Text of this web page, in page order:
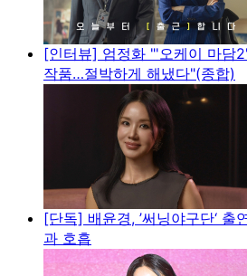
[인터뷰] 엄정화 "'오케이 마담
작품…절박하게 해냈다"(종합)
[단독] 배윤경, ’써닝야구단‘ 출
과 호흡